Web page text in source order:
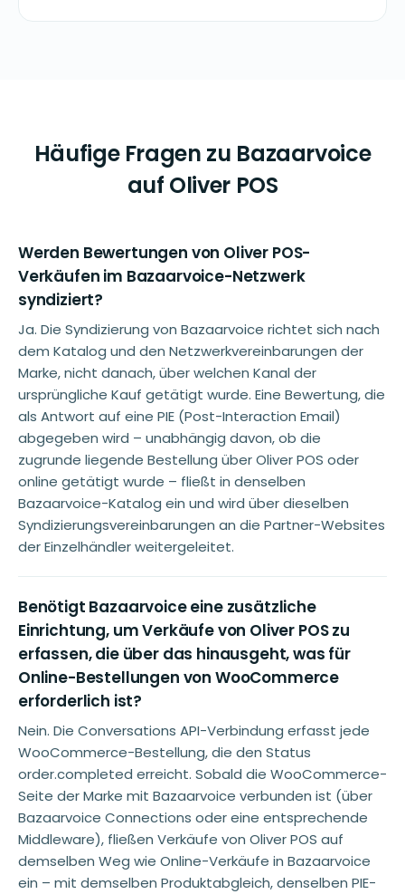
Häufige Fragen zu Bazaarvoice
auf Oliver POS
Werden Bewertungen von Oliver POS-
Verkäufen im Bazaarvoice-Netzwerk
syndiziert?
Ja. Die Syndizierung von Bazaarvoice richtet sich nach
dem Katalog und den Netzwerkvereinbarungen der
Marke, nicht danach, über welchen Kanal der
ursprüngliche Kauf getätigt wurde. Eine Bewertung, die
als Antwort auf eine PIE (Post-Interaction Email)
abgegeben wird – unabhängig davon, ob die
zugrunde liegende Bestellung über Oliver POS oder
online getätigt wurde – fließt in denselben
Bazaarvoice-Katalog ein und wird über dieselben
Syndizierungsvereinbarungen an die Partner-Websites
der Einzelhändler weitergeleitet.
Benötigt Bazaarvoice eine zusätzliche
Einrichtung, um Verkäufe von Oliver POS zu
erfassen, die über das hinausgeht, was für
Online-Bestellungen von WooCommerce
erforderlich ist?
Nein. Die Conversations API-Verbindung erfasst jede
WooCommerce-Bestellung, die den Status
order.completed erreicht. Sobald die WooCommerce-
Seite der Marke mit Bazaarvoice verbunden ist (über
Bazaarvoice Connections oder eine entsprechende
Middleware), fließen Verkäufe von Oliver POS auf
demselben Weg wie Online-Verkäufe in Bazaarvoice
ein – mit demselben Produktabgleich, denselben PIE-